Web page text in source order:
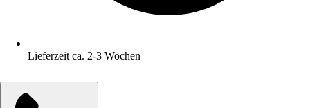
Lieferzeit ca. 2-3 Wochen